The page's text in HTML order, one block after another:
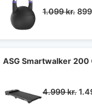
1.099kr. Den
899
ASG Smartwalker 200
4.999kr.